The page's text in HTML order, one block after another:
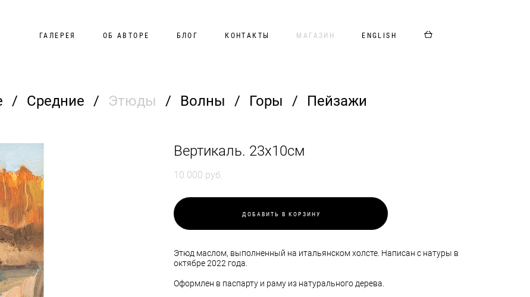
ГАЛЕРЕЯ ОБ АВТОРЕ БЛОГ КОНТАКТЫ МАГАЗИН ENGLISH
/ Средние / Этюды / Волны / Горы / Пейзажи
Вертикаль. 23х10см
10 000 pуб.
ДОБАВИТЬ В КОРЗИНУ
Этюд маслом, выполненный на итальянском холсте. Написан с натуры в
октябре 2022 года.
Оформлен в паспарту и раму из натурального дерева.